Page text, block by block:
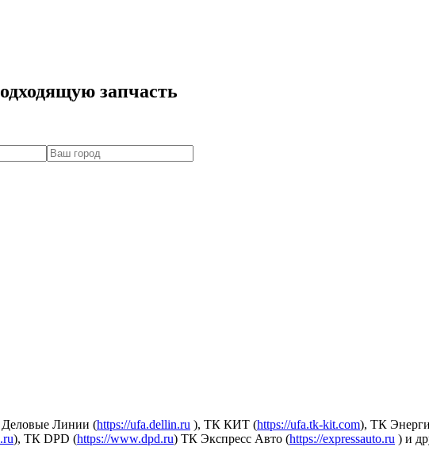
запчасть
Линии (https://ufa.dellin.ru ), ТК КИТ (https://ufa.tk-kit.com), ТК
), ТК DPD (https://www.dpd.ru) ТК Экспресс Авто (https://expressauto.ru ) и